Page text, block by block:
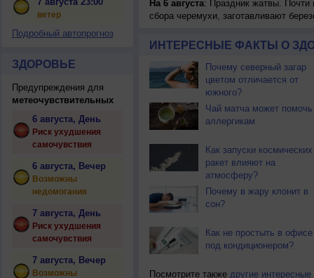
ветер
Подробный автопрогноз
ЗДОРОВЬЕ
Предупреждения для
метеочувствительных
6 августа, День
Риск ухудшения
самочувствия
6 августа, Вечер
Возможны
недомогания
7 августа, День
Риск ухудшения
самочувствия
7 августа, Вечер
Возможны
На 6 августа: Праздник жатвы. Почти
сбора черемухи, заготавливают
ИНТЕРЕСНЫЕ ФАКТЫ О
Почему северный загар
цветом отличается от
южного?
Чай матча может помочь
аллергикам
Как запуски космических
ракет влияют на
атмосферу?
Почему в жару клонит в
сон?
Как не простыть в офисе
под кондиционером?
Посмотрите также другие интересные